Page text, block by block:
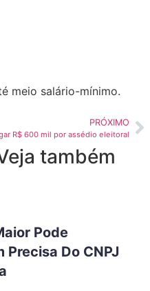
meio salário-mínimo.
PRÓXIMO
R$ 600 mil por assédio eleitoral
também
Pode
Precisa Do CNPJ